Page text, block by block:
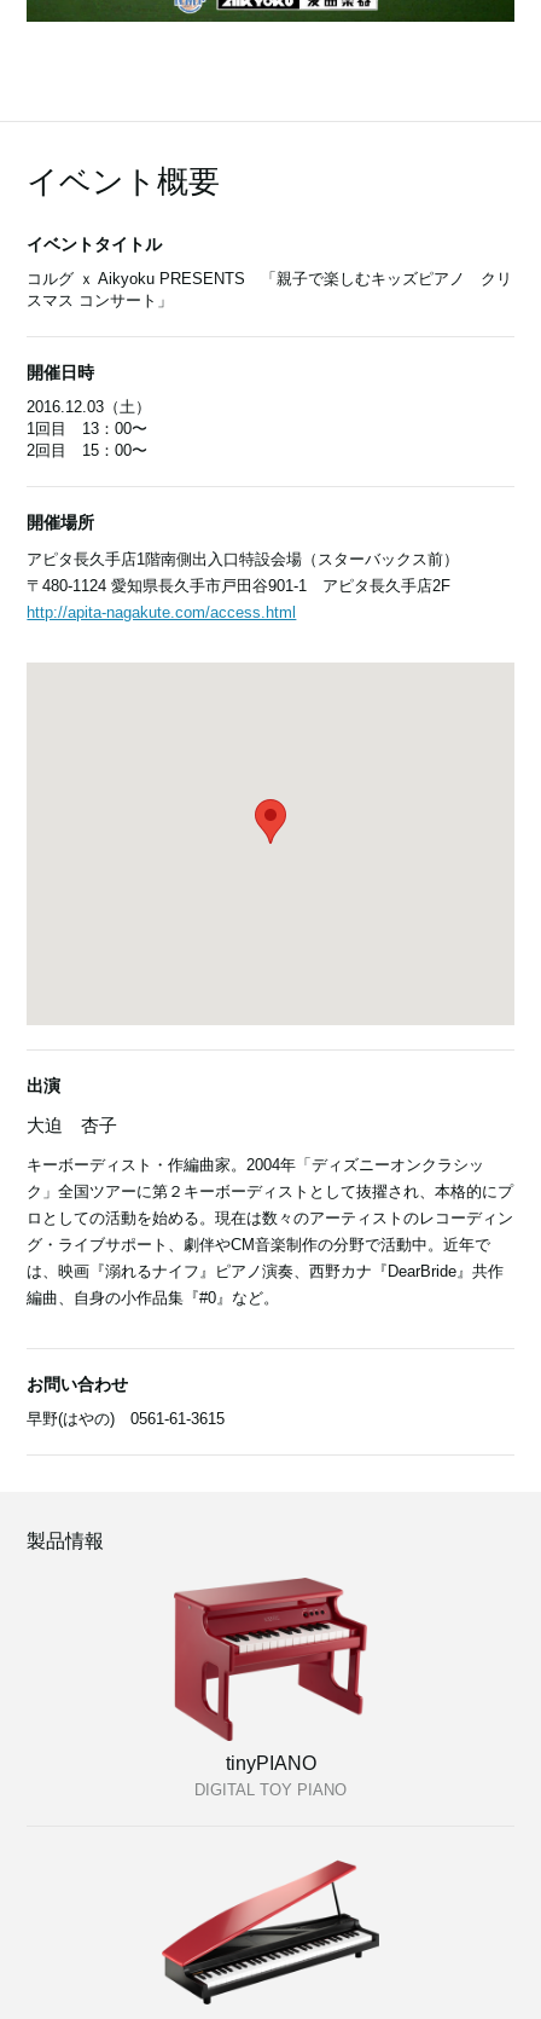
イベント概要
イベントタイトル
コルグ ｘ Aikyoku PRESENTS 「親子で楽しむキッズピアノ クリ
スマス コンサート」
開催日時
2016.12.03（土）
1回目 13：00〜
2回目 15：00〜
開催場所
アピタ長久手店1階南側出入口特設会場（スターバックス前）
〒480-1124 愛知県長久手市戸田谷901-1 アピタ長久手店2F
http://apita-nagakute.com/access.html
出演
大迫 杏子
キーボーディスト・作編曲家。2004年「ディズニーオンクラシッ
ク」全国ツアーに第２キーボーディストとして抜擢され、本格的にプ
ロとしての活動を始める。現在は数々のアーティストのレコーディン
グ・ライブサポート、劇伴やCM音楽制作の分野で活動中。近年で
は、映画『溺れるナイフ』ピアノ演奏、西野カナ『DearBride』共作
編曲、自身の小作品集『#0』など。
お問い合わせ
早野(はやの) 0561-61-3615
製品情報
tinyPIANO
DIGITAL TOY PIANO